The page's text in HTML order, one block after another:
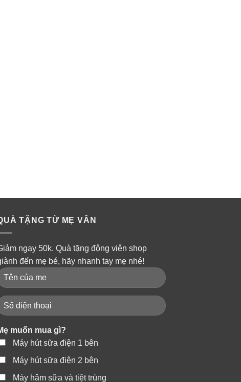
TẶNG TỪ MẸ VÂN
ngay 50k. Quà tặng động viên shop
đến mẹ bé, hãy nhanh tay mẹ nhé!
muốn mua gì?
Máy hút sữa điện 1 bên
Máy hút sữa điện 2 bên
Máy hâm sữa và tiệt trùng